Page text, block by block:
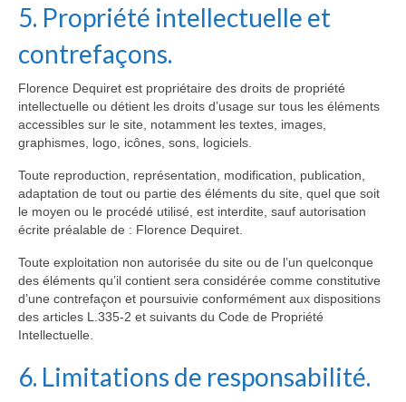
5. Propriété intellectuelle et
contrefaçons.
Florence Dequiret est propriétaire des droits de propriété
intellectuelle ou détient les droits d’usage sur tous les éléments
accessibles sur le site, notamment les textes, images,
graphismes, logo, icônes, sons, logiciels.
Toute reproduction, représentation, modification, publication,
adaptation de tout ou partie des éléments du site, quel que soit
le moyen ou le procédé utilisé, est interdite, sauf autorisation
écrite préalable de : Florence Dequiret.
Toute exploitation non autorisée du site ou de l’un quelconque
des éléments qu’il contient sera considérée comme constitutive
d’une contrefaçon et poursuivie conformément aux dispositions
des articles L.335-2 et suivants du Code de Propriété
Intellectuelle.
6. Limitations de responsabilité.